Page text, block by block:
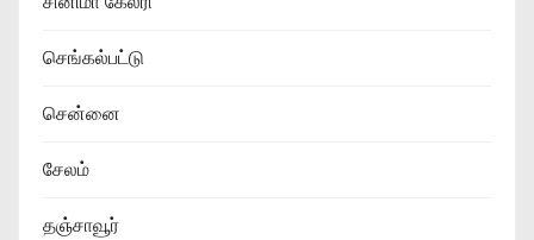
செங்கல்பட்டு
சென்னை
சேலம்
தஞ்சாவூர்